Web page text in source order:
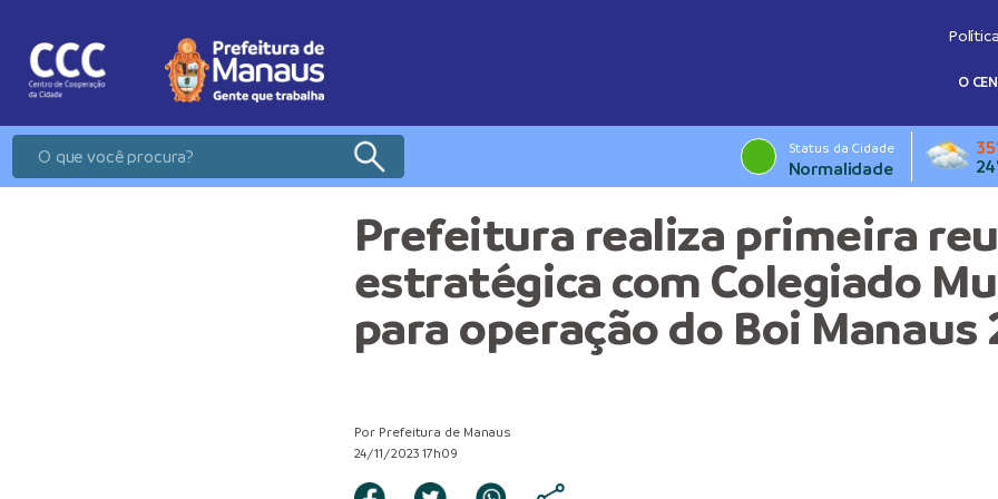
O
Status da Cidade
Normalidade
Prefeitura realiza primeira
estratégica com Colegiado
para operação do Boi Manaus
Por Prefeitura de Manaus
24/11/2023 17h09